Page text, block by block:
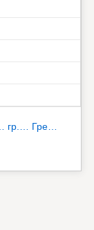
гр.…
Гре…